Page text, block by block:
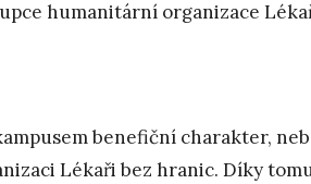
humanitární organizace
benefiční charakter,
Lékaři bez hranic. Díky